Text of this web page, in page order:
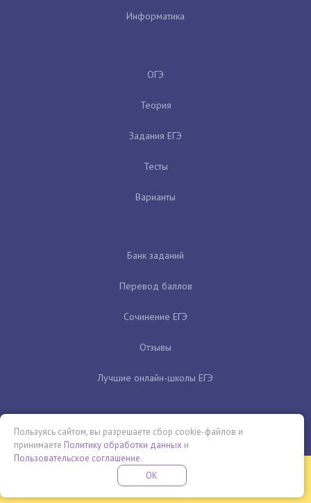
Информатика
ОГЭ
Теория
Задания ЕГЭ
Тесты
Варианты
Банк заданий
Перевод баллов
Сочинение ЕГЭ
Отзывы
Лучшие онлайн-школы ЕГЭ
Бесплатная летняя школа
ПРОВЕДИ ЭТО ЛЕТО С ПОЛЬЗОЙ
Пользуясь сайтом, вы разрешаете сбор cookie-файлов и
принимаете Политику обработки данных и
Пользовательское соглашение.
OK